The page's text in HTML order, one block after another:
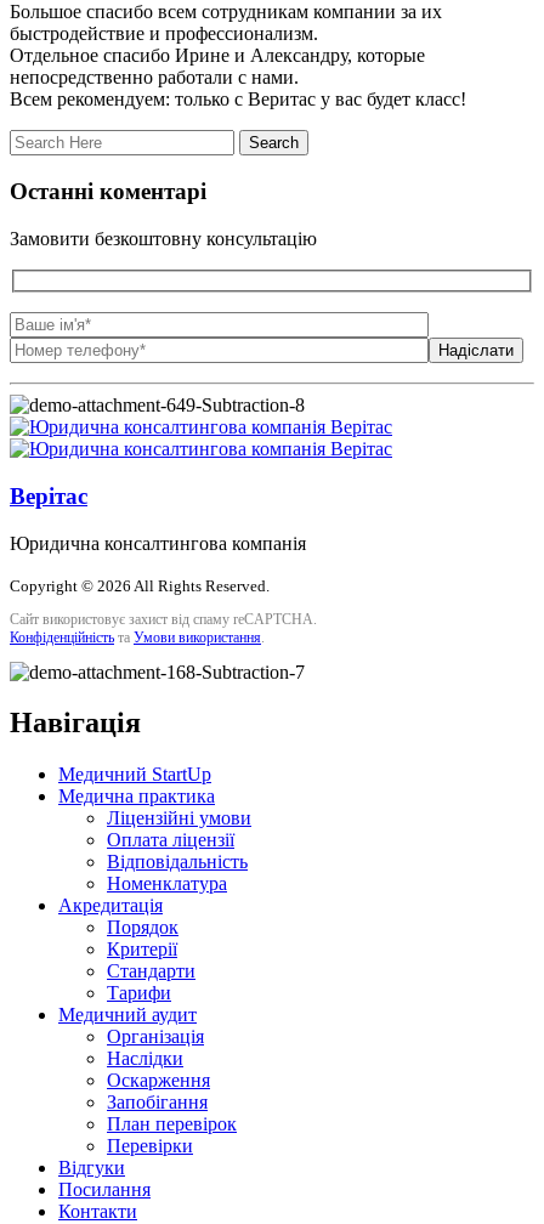
Большое спасибо всем сотрудникам компании за их
быстродействие и профессионализм.
Отдельное спасибо Ирине и Александру, которые
непосредственно работали с нами.
Всем рекомендуем: только с Веритас у вас будет класс!
Останні коментарі
Замовити безкоштовну консультацію
Верітас
Юридична консалтингова компанія
Copyright © 2026 All Rights Reserved.
Сайт використовує захист від спаму reCAPTCHA.
Конфіденційність та Умови використання
Навігація
Медичний StartUp
Медична практика
Ліцензійні умови
Оплата ліцензії
Відповідальність
Номенклатура
Акредитація
Порядок
Критерії
Стандарти
Тарифи
Медичний аудит
Організація
Наслідки
Оскарження
Запобігання
План перевірок
Перевірки
Відгуки
Посилання
Контакти